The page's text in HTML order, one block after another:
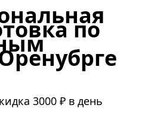
по
3000 ₽ в день